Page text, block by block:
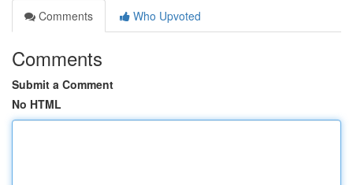
Comments
Who Upvoted
Comments
Submit a Comment
No HTML